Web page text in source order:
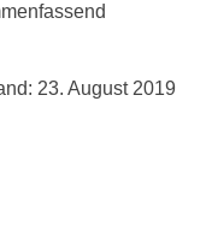
23. August 2019